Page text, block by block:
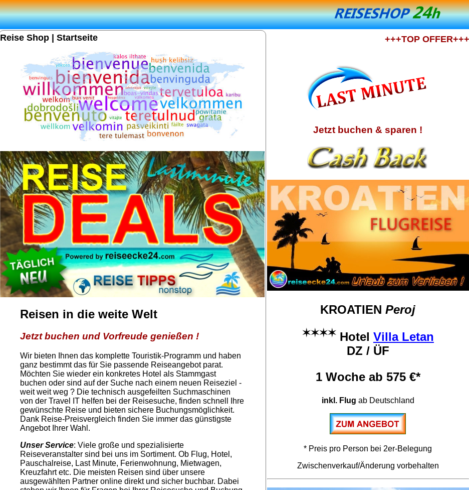
+++TOP OFFER+++MALTA
Jetzt buchen & sparen !
KROATIENPeroj
✶✶✶✶Hotel Villa Letan
DZ / ÜF
1 Woche ab 575 €*
inkl. Flug ab Deutschland
* Preis pro Person bei 2er-Belegung
Zwischenverkauf/Änderung vorbehalten
Reise Shop | Startseite
Reisen in die weite Welt
Jetzt buchen und Vorfreude genießen !
Wir bieten Ihnen das komplette Touristik-Programm und haben
ganz bestimmt das für Sie passende Reiseangebot parat.
Möchten Sie wieder ein konkretes Hotel als Stammgast
buchen oder sind auf der Suche nach einem neuen Reiseziel -
weit weit weg ? Die technisch ausgefeilten Suchmaschinen
von der Travel IT helfen bei der Reisesuche, finden schnell Ihre
gewünschte Reise und bieten sichere Buchungsmöglichkeit.
Dank Reise-Preisvergleich finden Sie immer das günstigste
Angebot Ihrer Wahl.
Unser Service: Viele große und spezialisierte
Reiseveranstalter sind bei uns im Sortiment. Ob Flug, Hotel,
Pauschalreise, Last Minute, Ferienwohnung, Mietwagen,
Kreuzfahrt etc. Die meisten Reisen sind über unsere
ausgewählten Partner online direkt und sicher buchbar. Dabei